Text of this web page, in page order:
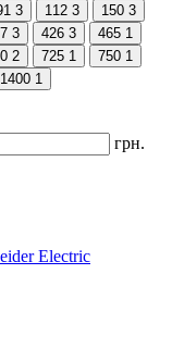
3 112 3 150 3
3 426 3 465 1
2 725 1 750 1
1400 1
грн.